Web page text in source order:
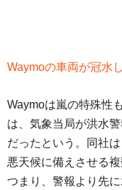
Waymoの車両が冠水
Waymoは嵐の特殊性
は、気象当局が洪水
だったという。同社
悪天候に備えさせる
つまり、警報より先